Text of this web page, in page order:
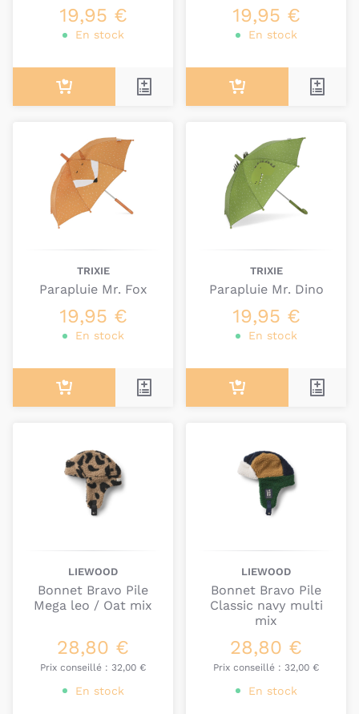
19,95 €
En stock
19,95 €
En stock
TRIXIE
Parapluie Mr. Fox
19,95 €
En stock
TRIXIE
Parapluie Mr. Dino
19,95 €
En stock
LIEWOOD
Bonnet Bravo Pile
Mega leo / Oat mix
28,80 €
Prix conseillé : 32,00 €
En stock
LIEWOOD
Bonnet Bravo Pile
Classic navy multi
mix
28,80 €
Prix conseillé : 32,00 €
En stock